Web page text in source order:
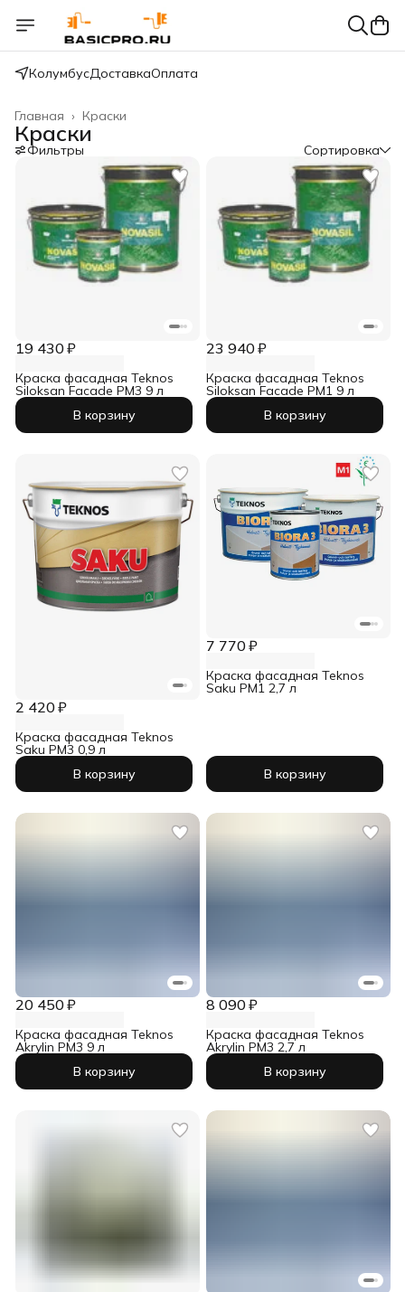
КолумбусДоставкаОплата
Краски
Главная ›
Краски
Фильтры Сортировка
19 430 ₽
Краска фасадная Teknos
Siloksan Facade PM3 9 л
В корзину
23 940 ₽
Краска фасадная Teknos
Siloksan Facade PM1 9 л
В корзину
2 420 ₽
Краска фасадная Teknos
Saku PM3 0,9 л
В корзину
7 770 ₽
Краска фасадная Teknos
Saku PM1 2,7 л
В корзину
20 450 ₽
Краска фасадная Teknos
Akrylin PM3 9 л
В корзину
8 090 ₽
Краска фасадная Teknos
Akrylin PM3 2,7 л
В корзину